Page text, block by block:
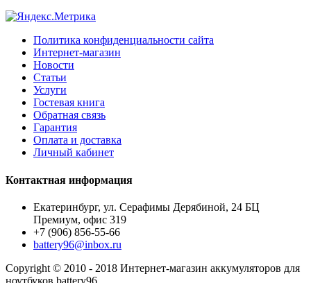
Политика конфиденциальности сайта
Интернет-магазин
Новости
Статьи
Услуги
Гостевая книга
Обратная связь
Гарантия
Оплата и доставка
Личный кабинет
Контактная информация
Екатеринбург, ул. Серафимы Дерябиной, 24 БЦ
Премиум, офис 319
+7 (906) 856-55-66
battery96@inbox.ru
Copyright © 2010 - 2018 Интернет-магазин аккумуляторов для
ноутбуков battery96.